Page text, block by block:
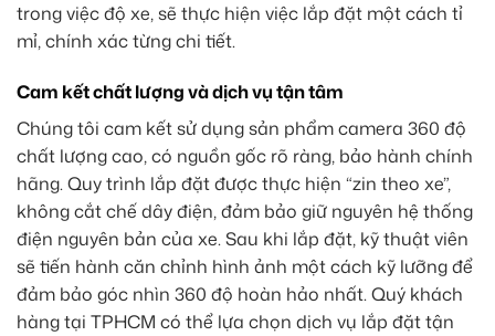
trong việc độ xe, sẽ thực hiện việc lắp đặt một cách tỉ
mỉ, chính xác từng chi tiết.
Cam kết chất lượng và dịch vụ tận tâm
Chúng tôi cam kết sử dụng sản phẩm camera 360 độ
chất lượng cao, có nguồn gốc rõ ràng, bảo hành chính
hãng. Quy trình lắp đặt được thực hiện “zin theo xe”,
không cắt chế dây điện, đảm bảo giữ nguyên hệ thống
điện nguyên bản của xe. Sau khi lắp đặt, kỹ thuật viên
sẽ tiến hành căn chỉnh hình ảnh một cách kỹ lưỡng để
đảm bảo góc nhìn 360 độ hoàn hảo nhất. Quý khách
hàng tại TPHCM có thể lựa chọn dịch vụ lắp đặt tận